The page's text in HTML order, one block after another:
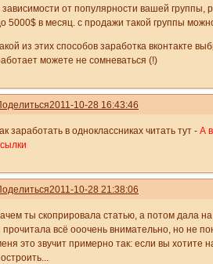
зависимости от популярности вашей
5000$ в месяц. с продажи такой группы
из этих способов заработка вконтакте
можете не сомневаться (!)
2011-10-28 16:43:46
заработать в одноклассниках читать тут - А
2011-10-28 21:38:06
ты скоприровала статью, а потом дала
прочитала всё ооочень внимательно, но не
это звучит примерно так: если вы хотите